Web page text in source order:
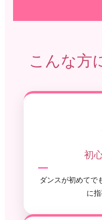
こんな方
初
ダンスが初めてで
に